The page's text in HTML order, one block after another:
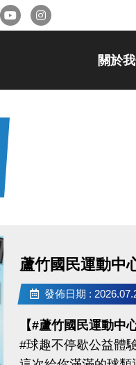
關於
蘆竹國民運動中
發佈日期 :
【#蘆竹國民運動中
#球趣不停歇公益體